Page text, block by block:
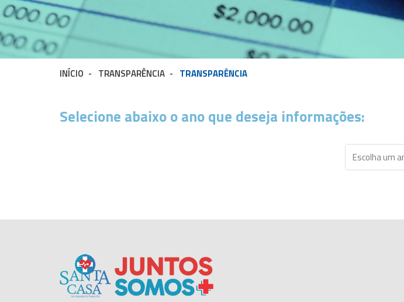
INÍCIO - TRANSPARÊNCIA - TRANSPARÊNCIA
Selecione abaixo o ano que deseja informações: